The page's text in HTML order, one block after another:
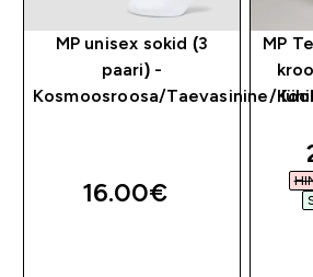
MP unisex sokid (3
paari) -
Kosmoosroosa/Taevasinine/
16.00€‎
MP